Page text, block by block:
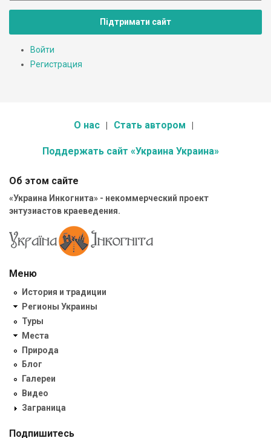
Підтримати сайт
Войти
Регистрация
О нас Стать автором
Поддержать сайт «Украина Украина»
Об этом сайте
«Украина Инкогнита» - некоммерческий проект
энтузиастов краеведения.
Меню
История и традиции
Регионы Украины
Туры
Места
Природа
Блог
Галереи
Видео
Заграница
Подпишитесь